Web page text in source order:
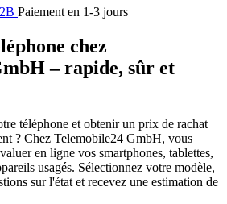
Paiement en 1-3 jours
chez
– rapide, sûr et
téléphone et obtenir un prix de rachat
? Chez Telemobile24 GmbH, vous
en ligne vos smartphones, tablettes,
usagés. Sélectionnez votre modèle,
sur l'état et recevez une estimation de